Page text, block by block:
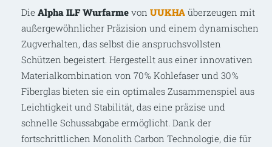
Die Alpha ILF Wurfarme von UUKHA überzeugen mit
außergewöhnlicher Präzision und einem dynamischen
Zugverhalten, das selbst die anspruchsvollsten
Schützen begeistert. Hergestellt aus einer innovativen
Materialkombination von 70% Kohlefaser und 30%
Fiberglas bieten sie ein optimales Zusammenspiel aus
Leichtigkeit und Stabilität, das eine präzise und
schnelle Schussabgabe ermöglicht. Dank der
fortschrittlichen Monolith Carbon Technologie, die für